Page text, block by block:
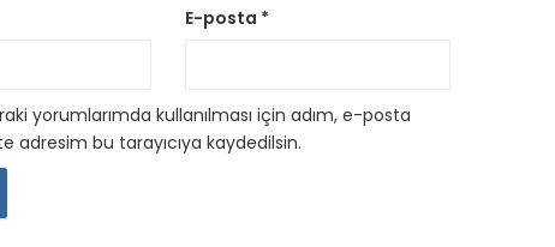
E-posta *
yorumlarımda kullanılması için adım, e-posta
adresim bu tarayıcıya kaydedilsin.